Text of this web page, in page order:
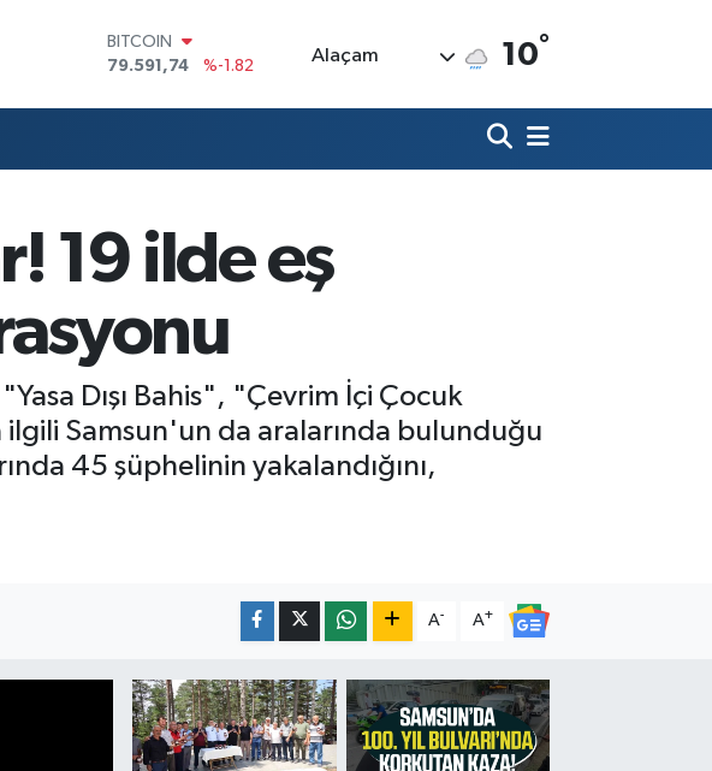
79.591,74
DOLAR
6862,09000
BİST100
14.598,00
%0
Alaçam 10°
19 ilde eş
Dışı Bahis", "Çevrim İçi Çocuk
ilgili Samsun'un da aralarında bulunduğu
45 şüphelinin yakalandığını,
A- A+